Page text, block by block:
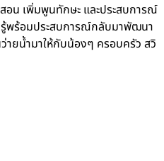
น เพิ่มพูนทักษะ และประสบการณ์
พร้อมประสบการณ์กลับมาพัฒนา
ยน้ำมาให้กับน้องๆ ครอบครัว สวิ